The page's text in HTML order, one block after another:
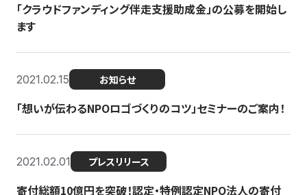
「クラウドファンディング伴走支援助成金」の公募を開始し
ます
2021.02.15 お知らせ
「想いが伝わるNPOロゴづくりのコツ」セミナーのご案内！
2021.02.01 プレスリリース
寄付総額10億円を突破！認定・特例認定NPO法人の寄付